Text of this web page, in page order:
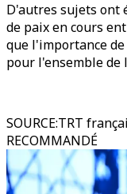
D'autres sujets ont
de paix en cours
que l'importance
pour l'ensemble de
SOURCE:TRT
RECOMMANDÉ